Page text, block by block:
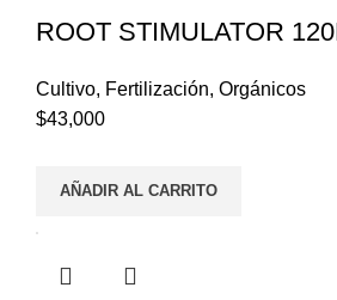
ROOT STIMULATOR
Cultivo, Fertilización, Orgánicos
$43,000
AÑADIR AL CARRITO